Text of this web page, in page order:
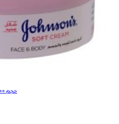
کرم مرطوب کننده جانسون مدل SBF حجم 200 میل